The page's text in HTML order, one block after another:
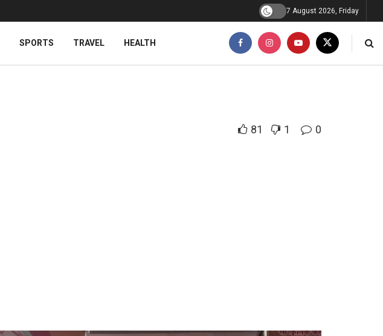
7 August 2026, Friday
SPORTS TRAVEL HEALTH
81 1 0